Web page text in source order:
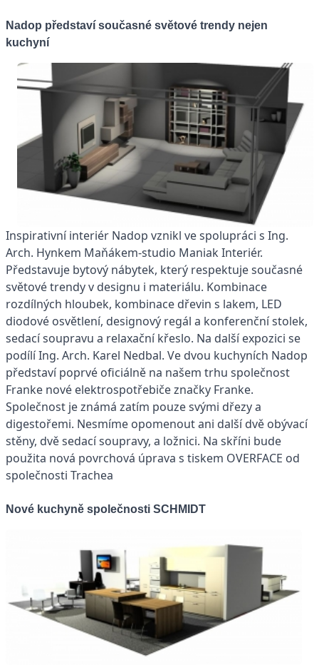
Nadop představí současné světové trendy nejen
kuchyní
Inspirativní interiér Nadop vznikl ve spolupráci s Ing.
Arch. Hynkem Maňákem-studio Maniak Interiér.
Představuje bytový nábytek, který respektuje současné
světové trendy v designu i materiálu. Kombinace
rozdílných hloubek, kombinace dřevin s lakem, LED
diodové osvětlení, designový regál a konferenční stolek,
sedací soupravu a relaxační křeslo. Na další expozici se
podílí Ing. Arch. Karel Nedbal. Ve dvou kuchyních Nadop
představí poprvé oficiálně na našem trhu společnost
Franke nové elektrospotřebiče značky Franke.
Společnost je známá zatím pouze svými dřezy a
digestořemi. Nesmíme opomenout ani další dvě obývací
stěny, dvě sedací soupravy, a ložnici. Na skříni bude
použita nová povrchová úprava s tiskem OVERFACE od
společnosti Trachea
Nové kuchyně společnosti SCHMIDT